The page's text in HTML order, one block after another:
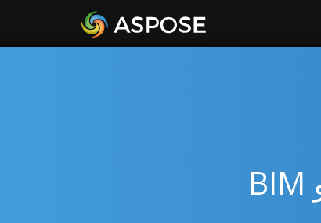
Aspose.CAD: معالجة رسومات CAD و BIM